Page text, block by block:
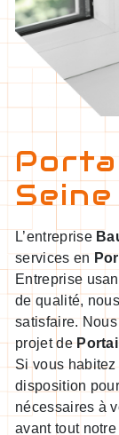
Seine
L’entreprise
services en
Entreprise
de qualité,
satisfaire.
projet dePortail
Si vous habitez
disposition
nécessaires à
avant tout